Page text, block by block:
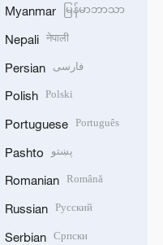
Myanmar မြန်မာဘာသာ
Nepali नेपाली
Persian فارسی
Polish Polski
Portuguese Português
Pashto پښتو
Romanian Română
Russian Русский
Serbian Српски